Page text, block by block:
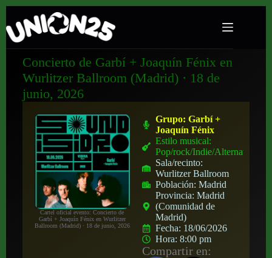
Concierto de Garbí + Joaquín Fénix en
Wurlitzer Ballroom (Madrid) · 18 de
junio, 2026
Cartel oficial evento: Concierto de
Garbí + Joaquín Fénix en Wurlitzer
Ballroom (Madrid) · 18 de junio, 2026
Grupo:Garbí +
Joaquín Fénix
Estilo musical:
Pop/rock/Indie/Alternativo
Sala/recinto:
Wurlitzer Ballroom
Población:Madrid
Provincia:Madrid
(Comunidad de
Madrid)
Fecha: 18/06/2026
Hora:8:00 pm
Compartir en: